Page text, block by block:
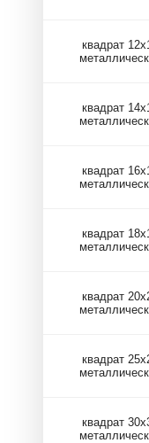
квадрат
квадрат
квадрат
квадрат
квадрат
квадрат
квадрат